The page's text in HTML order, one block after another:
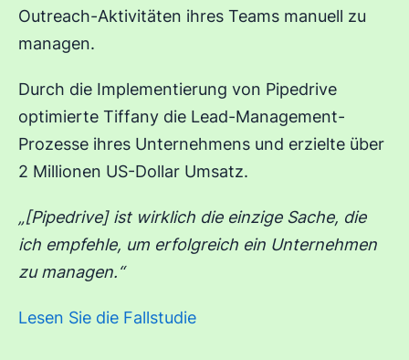
Outreach-Aktivitäten ihres Teams manuell zu
managen.
Durch die Implementierung von Pipedrive
optimierte Tiffany die Lead-Management-
Prozesse ihres Unternehmens und erzielte über
2 Millionen US-Dollar Umsatz.
„[Pipedrive] ist wirklich die einzige Sache, die
ich empfehle, um erfolgreich ein Unternehmen
zu managen.“
Lesen Sie die Fallstudie